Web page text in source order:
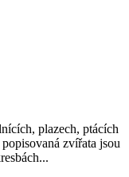
plazech, ptácích
zvířata jsou